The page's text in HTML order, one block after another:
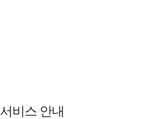
서비스 안내